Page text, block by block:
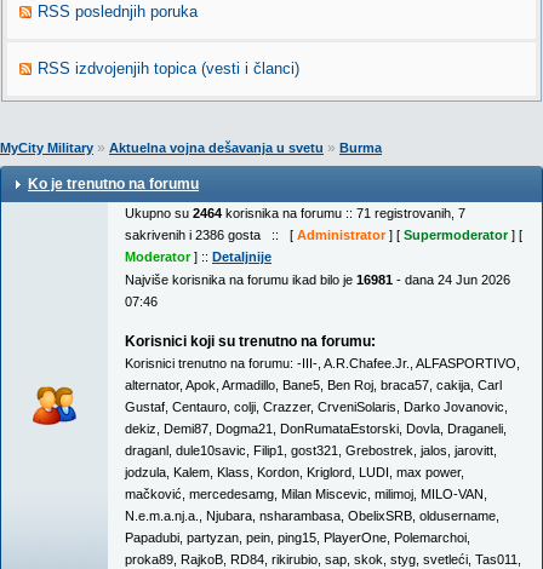
RSS poslednjih poruka
RSS izdvojenjih topica (vesti i članci)
MyCity Military » Aktuelna vojna dešavanja u svetu » Burma
Ko je trenutno na forumu
Ukupno su 2464 korisnika na forumu :: 71 registrovanih, 7
sakrivenih i 2386 gosta :: [ Administrator] [ Supermoderator] [
Moderator] :: Detaljnije
Najviše korisnika na forumu ikad bilo je 16981 - dana 24 Jun 2026
07:46
Korisnici koji su trenutno na forumu:
Korisnici trenutno na forumu: -III- A.R.Chafee.Jr. ALFASPORTIVO
alternator, Apok Armadillo Bane5 Ben Roj braca57 cakija Carl
Gustaf Centauro colji Crazzer, CrveniSolaris Darko Jovanovic
dekiz Demi87 Dogma21 DonRumataEstorski Dovla Draganeli
draganl dule10savic Filip1 gost321 Grebostrek jalos jarovitt
jodzula Kalem Klass Kordon Kriglord LUDI max power,
mačković mercedesamg Milan Miscevic milimoj MILO-VAN
N.e.m.a.nj.a.
Njubara nsharambasa ObelixSRB oldusername
Papadubi partyzan pein ping15 PlayerOne Polemarchoi
proka89 RajkoB RD84 rikirubio sap skok styg svetleći Tas011